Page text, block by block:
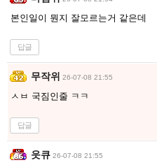
본인일이 뭔지 잘모르는거 같은데
답글
무작위 26-07-08 21:55
ㅅㅂ 국짐인줄 ㅋㅋ
답글
읏큐 26-07-08 21:55